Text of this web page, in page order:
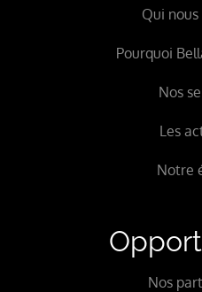
Qui
Pourquoi
Nos
Les
Notre
Nos